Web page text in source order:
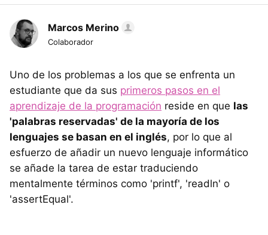
Marcos Merino
Colaborador
Uno de los problemas a los que se enfrenta un
estudiante que da sus primeros pasos en el
aprendizaje de la programación reside en que las
'palabras reservadas' de la mayoría de los
lenguajes se basan en el inglés, por lo que al
esfuerzo de añadir un nuevo lenguaje informático
se añade la tarea de estar traduciendo
mentalmente términos como 'printf', 'readln' o
'assertEqual'.